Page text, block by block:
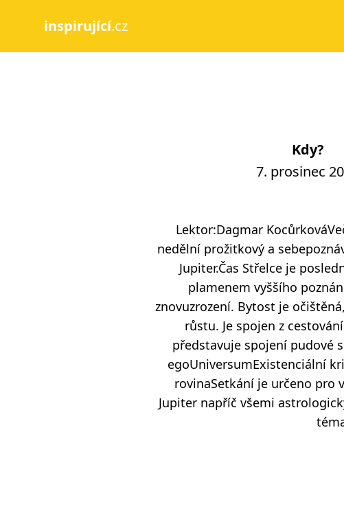
inspirující.cz
Kdy?
7. prosinec
Lektor:Dagmar
nedělní prožitkový a
Jupiter.Čas Střelce je
plamenem vyššího
znovuzrození. Bytost je
růstu. Je spojen z
představuje spojení pudové
egoUniversumExistenciální
rovinaSetkání je určeno pro
Jupiter napříč všemi